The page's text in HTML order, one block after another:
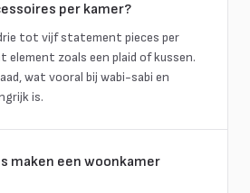
per kamer?
tot vijf statement pieces per
element zoals een plaid of kussen.
wat vooral bij wabi-sabi en
is.
maken een woonkamer